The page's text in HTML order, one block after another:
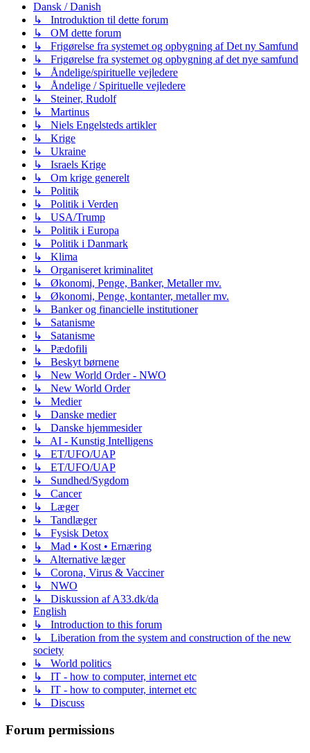
Dansk / Danish
↳ Introduktion til dette forum
↳ OM dette forum
↳ Frigørelse fra systemet og opbygning af Det ny Samfund
↳ Frigørelse fra systemet og opbygning af det nye samfund
↳ Åndelige/spirituelle vejledere
↳ Åndelige / Spirituelle vejledere
↳ Steiner, Rudolf
↳ Martinus
↳ Niels Engelsteds artikler
↳ Krige
↳ Ukraine
↳ Israels Krige
↳ Om krige generelt
↳ Politik
↳ Politik i Verden
↳ USA/Trump
↳ Politik i Europa
↳ Politik i Danmark
↳ Klima
↳ Organiseret kriminalitet
↳ Økonomi, Penge, Banker, Metaller mv.
↳ Økonomi, Penge, kontanter, metaller mv.
↳ Banker og financielle institutioner
↳ Satanisme
↳ Satanisme
↳ Pædofili
↳ Beskyt børnene
↳ New World Order - NWO
↳ New World Order
↳ Medier
↳ Danske medier
↳ Danske hjemmesider
↳ AI - Kunstig Intelligens
↳ ET/UFO/UAP
↳ ET/UFO/UAP
↳ Sundhed/Sygdom
↳ Cancer
↳ Læger
↳ Tandlæger
↳ Fysisk Detox
↳ Mad • Kost • Ernæring
↳ Alternative læger
↳ Corona, Virus & Vacciner
↳ NWO
↳ Diskussion af A33.dk/da
English
↳ Introduction to this forum
↳ Liberation from the system and construction of the new
society
↳ World politics
↳ IT - how to computer, internet etc
↳ IT - how to computer, internet etc
↳ Discuss
Forum permissions